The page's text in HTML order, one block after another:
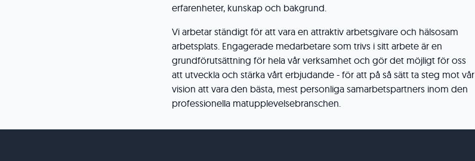
erfarenheter, kunskap och bakgrund.
Vi arbetar ständigt för att vara en attraktiv arbetsgivare och hälsosam
arbetsplats. Engagerade medarbetare som trivs i sitt arbete är en
grundförutsättning för hela vår verksamhet och gör det möjligt för oss
att utveckla och stärka vårt erbjudande - för att på så sätt ta steg mot vår
vision att vara den bästa, mest personliga samarbetspartners inom den
professionella matupplevelsebranschen.